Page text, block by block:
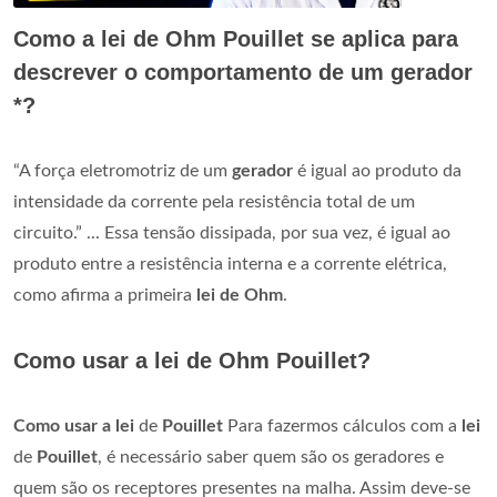
Como a lei de Ohm Pouillet se aplica para
descrever o comportamento de um gerador
*?
“A força eletromotriz de um gerador é igual ao produto da
intensidade da corrente pela resistência total de um
circuito.” ... Essa tensão dissipada, por sua vez, é igual ao
produto entre a resistência interna e a corrente elétrica,
como afirma a primeira lei de Ohm.
Como usar a lei de Ohm Pouillet?
Como usar a lei de Pouillet Para fazermos cálculos com a lei
de Pouillet, é necessário saber quem são os geradores e
quem são os receptores presentes na malha. Assim deve-se